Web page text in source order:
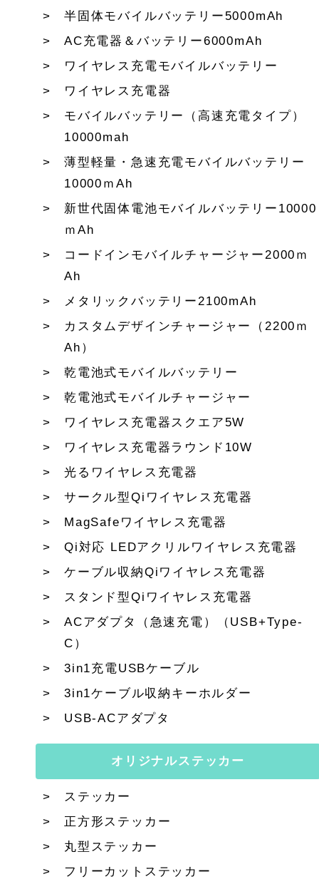
半固体モバイルバッテリー5000mAh
AC充電器＆バッテリー6000mAh
ワイヤレス充電モバイルバッテリー
ワイヤレス充電器
モバイルバッテリー（高速充電タイプ）
10000mah
薄型軽量・急速充電モバイルバッテリー
10000ｍAh
新世代固体電池モバイルバッテリー10000
ｍAh
コードインモバイルチャージャー2000ｍ
Ah
メタリックバッテリー2100mAh
カスタムデザインチャージャー（2200ｍ
Ah）
乾電池式モバイルバッテリー
乾電池式モバイルチャージャー
ワイヤレス充電器スクエア5W
ワイヤレス充電器ラウンド10W
光るワイヤレス充電器
サークル型Qiワイヤレス充電器
MagSafeワイヤレス充電器
Qi対応 LEDアクリルワイヤレス充電器
ケーブル収納Qiワイヤレス充電器
スタンド型Qiワイヤレス充電器
ACアダプタ（急速充電）（USB+Type-
C）
3in1充電USBケーブル
3in1ケーブル収納キーホルダー
USB-ACアダプタ
オリジナルステッカー
ステッカー
正方形ステッカー
丸型ステッカー
フリーカットステッカー